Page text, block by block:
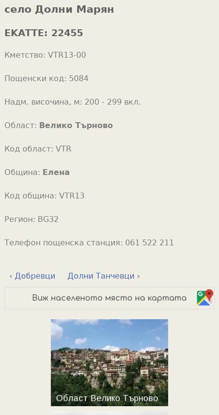
f
r
m
r
e
e
село Долни Марян
EKATTE: 22455
Кметство: VTR13-00
Пощенски код: 5084
Надм. височина, м: 200 - 299 вкл.
Област: Велико Търново
Код област: VTR
Община: Елена
Код община: VTR13
Регион: BG32
Телефон пощенска станция: 061 522 211
‹ Добревци Долни Танчевци ›
Виж населеното място на картата